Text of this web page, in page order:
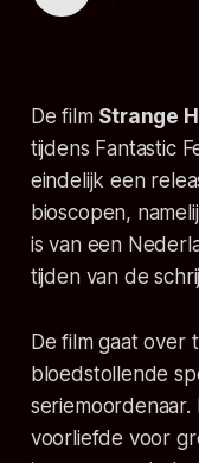
De film Strange
tijdens Fantastic
eindelijk een
bioscopen,
is van een
tijden van de
De film gaat over
bloedstollende
voorliefde voor